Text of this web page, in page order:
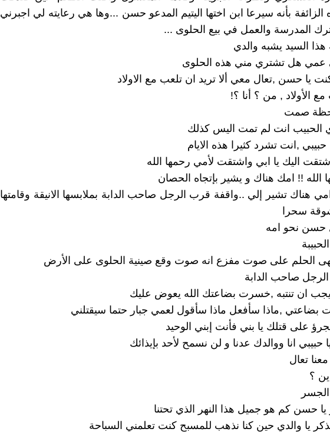
الزائفة بأنه سيرعا ابن اختها اليتيم المدعو حسن ...وها هي رعايته لي اجبرني
المدرسة والعمل في بيع الحلوى ...
السيد يشبه والدي
هل تشتري مني هذه الحلوى
يا حسن ,تعال معي ألا تريد ان تلعب مع الاولاد
الأولاد , من ؟ أنا ؟!
صمت
الحبيب انت لم تمت اليس كذلك
حبيبي ,انت تشرد كثيرا هذه الايام
اليك يا ابي واشتقت لأمي رحمها الله
الله !! امك هناك و يشير بإتجاه الحصان
هناك تشير إلي ..واقفة قرب الرجل صاحب الدابة بملابسها الانيقة وقامتها
سحرا
حسن نحو امه
الحلم على صوت مفزع انه صوت وقع صينية الحلوى على الأرض
صاحب الدابة
ان تنتبه ,خسرت بضاعتك الله يعوض عليك
,ماذا سأفعل ماذا سأقول لعمي جبار حتما سيقتلني
على قتلك يا بني فأنت إبني الوحيد
حبيبي انا ووالدك عدنا و لن نسمح لأحد بإيذائك
تعال
؟
حسن كم هو جميل هذا النهر الذي تحتنا
يا والدي حين كنا نذهب للمسبح كنت تعلمني السباحة